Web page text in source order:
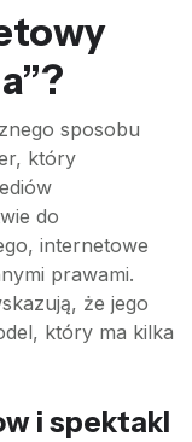
sposobu
który
do
internetowe
prawami.
że jego
który ma kilka
i spektakl